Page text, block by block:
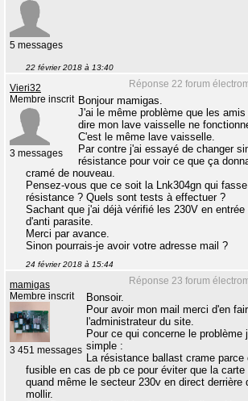
5 messages
22 février 2018 à 13:40
Réponse 22 forum
Vieri32
Membre inscrit
3 messages
Bonjour mamigas.
J'ai le même problème que les
dire mon lave vaisselle ne
C'est le même lave vaisselle.
Par contre j'ai essayé de changer
résistance pour voir ce que ça
cramé de nouveau.
Pensez-vous que ce soit la Lnk304gn qui
résistance ? Quels sont tests à effectuer ?
Sachant que j'ai déjà vérifié les 230V en
d'anti parasite.
Merci par avance.
Sinon pourrais-je avoir votre adresse mail ?
24 février 2018 à 15:44
Réponse 23 forum
mamigas
Membre inscrit
3 451 messages
Bonsoir.
Pour avoir mon mail merci d'en
l'administrateur du site.
Pour ce qui concerne le
simple :
La résistance ballast crame
fusible en cas de pb ce pour éviter que la
quand même le secteur 230v en direct derrière
mollir.